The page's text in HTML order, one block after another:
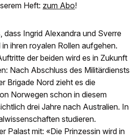
Heft: zum Abo!
dass Ingrid Alexandra und Sverre
ihren royalen Rollen aufgehen.
der beiden wird es in Zukunft
Nach Abschluss des Militärdiensts
Brigade Nord zieht es die
Norwegen schon in diesem
drei Jahre nach Australien. In
studieren.
Palast mit: «Die Prinzessin wird in